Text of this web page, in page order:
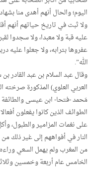
اليوم؛ والحال أنهم أهدى منا
ولا ثبت في تاريخ حياتهم أنهم
عليه قبة ولا معبدا، ولا سجدوا
عفروها بترابه، ولا جعلوا عليه
الله”.
وقال عبد السلام بن عبد القادر
العربي العلوي) المذكورة صرخته
مَحمد -فتحا- ابن عيسى
الطوائف الذين كانوا يفعلون
على نغمات المزامير والطبول،
النار في أفواههم إلى غير ذلك
من المغرب ولم يهمل السعي
الخامس عام أربعة وخمسين